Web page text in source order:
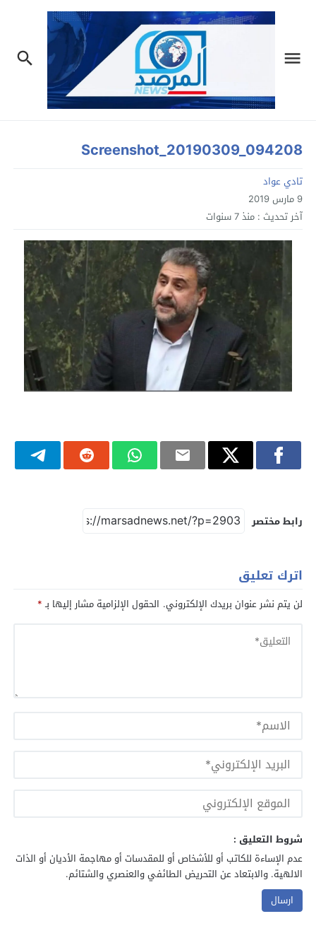
Screenshot_20190309_094208
تادي عواد
9 مارس 2019
آخر تحديث : منذ 7 سنوات
رابط مختصر
اترك تعليق
لن يتم نشر عنوان بريدك الإلكتروني. الحقول الإلزامية مشار إليها بـ*
شروط التعليق :
عدم الإساءة للكاتب أو للأشخاص أو للمقدسات أو مهاجمة الأديان أو الذات
الالهية. والابتعاد عن التحريض الطائفي والعنصري والشتائم.